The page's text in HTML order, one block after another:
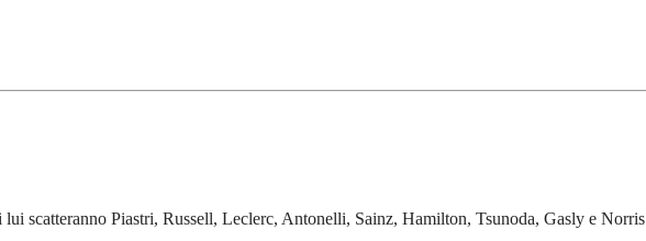
scatteranno Piastri, Russell, Leclerc, Antonelli, Sainz, Hamilton, Tsunoda, Gasly e Norris